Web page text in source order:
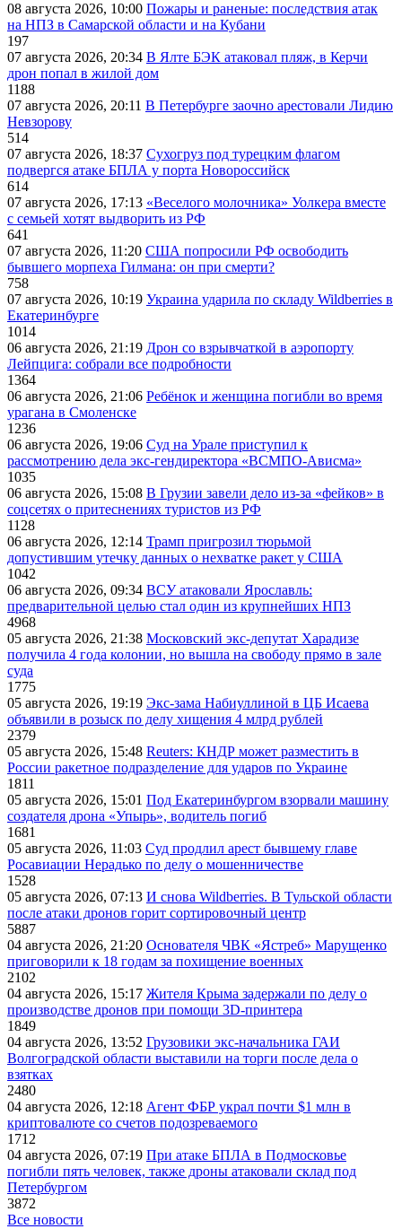
08 августа 2026, 10:00 Пожары и раненые: последствия атак
на НПЗ в Самарской области и на Кубани
197
07 августа 2026, 20:34 В Ялте БЭК атаковал пляж, в Керчи
дрон попал в жилой дом
1188
07 августа 2026, 20:11 В Петербурге заочно арестовали Лидию
Невзорову
514
07 августа 2026, 18:37 Сухогруз под турецким флагом
подвергся атаке БПЛА у порта Новороссийск
614
07 августа 2026, 17:13 «Веселого молочника» Уолкера вместе
с семьей хотят выдворить из РФ
641
07 августа 2026, 11:20 США попросили РФ освободить
бывшего морпеха Гилмана: он при смерти?
758
07 августа 2026, 10:19 Украина ударила по складу Wildberries в
Екатеринбурге
1014
06 августа 2026, 21:19 Дрон со взрывчаткой в аэропорту
Лейпцига: собрали все подробности
1364
06 августа 2026, 21:06 Ребёнок и женщина погибли во время
урагана в Смоленске
1236
06 августа 2026, 19:06 Суд на Урале приступил к
рассмотрению дела экс-гендиректора «ВСМПО-Ависма»
1035
06 августа 2026, 15:08 В Грузии завели дело из-за «фейков» в
соцсетях о притеснениях туристов из РФ
1128
06 августа 2026, 12:14 Трамп пригрозил тюрьмой
допустившим утечку данных о нехватке ракет у США
1042
06 августа 2026, 09:34 ВСУ атаковали Ярославль:
предварительной целью стал один из крупнейших НПЗ
4968
05 августа 2026, 21:38 Московский экс-депутат Харадизе
получила 4 года колонии, но вышла на свободу прямо в зале
суда
1775
05 августа 2026, 19:19 Экс-зама Набиуллиной в ЦБ Исаева
объявили в розыск по делу хищения 4 млрд рублей
2379
05 августа 2026, 15:48 Reuters: КНДР может разместить в
России ракетное подразделение для ударов по Украине
1811
05 августа 2026, 15:01 Под Екатеринбургом взорвали машину
создателя дрона «Упырь», водитель погиб
1681
05 августа 2026, 11:03 Суд продлил арест бывшему главе
Росавиации Нерадько по делу о мошенничестве
1528
05 августа 2026, 07:13 И снова Wildberries. В Тульской области
после атаки дронов горит сортировочный центр
5887
04 августа 2026, 21:20 Основателя ЧВК «Ястреб» Марущенко
приговорили к 18 годам за похищение военных
2102
04 августа 2026, 15:17 Жителя Крыма задержали по делу о
производстве дронов при помощи 3D‑принтера
1849
04 августа 2026, 13:52 Грузовики экс-начальника ГАИ
Волгоградской области выставили на торги после дела о
взятках
2480
04 августа 2026, 12:18 Агент ФБР украл почти $1 млн в
криптовалюте со счетов подозреваемого
1712
04 августа 2026, 07:19 При атаке БПЛА в Подмосковье
погибли пять человек, также дроны атаковали склад под
Петербургом
3872
Все новости